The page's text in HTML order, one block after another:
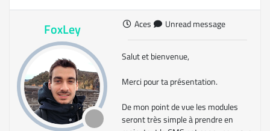
FoxLey Aces Unread message
Salut et bienvenue,
Merci pour ta présentation.
De mon point de vue les modules
seront très simple à prendre en